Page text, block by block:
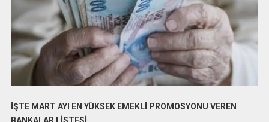
İŞTE MART AYI EN YÜKSEK EMEKLİ PROMOSYONU VEREN
BANKALAR LİSTESİ